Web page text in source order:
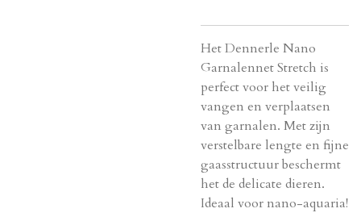
Het Dennerle Nano
Garnalennet Stretch is
perfect voor het veilig
vangen en verplaatsen
van garnalen. Met zijn
verstelbare lengte en fijne
gaasstructuur beschermt
het de delicate dieren.
Ideaal voor nano-aquaria!